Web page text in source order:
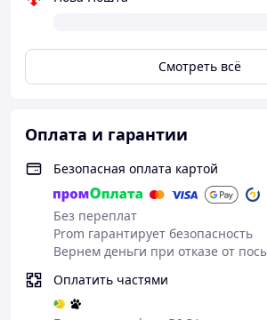
Смотреть всё
Оплата и гарантии
Безопасная оплата картой
Без переплат
Prom гарантирует безопасность
Вернем деньги при отказе от
Оплатить частями